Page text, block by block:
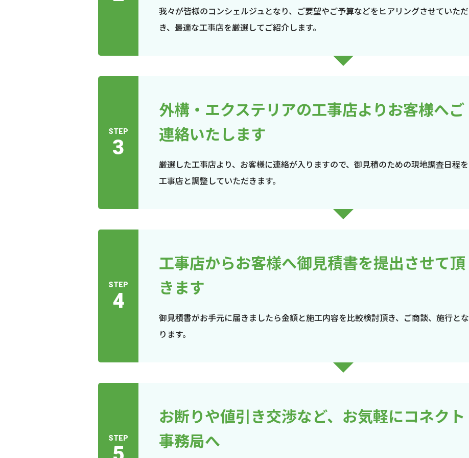
我々が皆様のコンシェルジュとなり、ご要望やご予算などをヒアリングさせていただ
き、最適な工事店を厳選してご紹介します。
STEP
3
外構・エクステリアの工事店よりお客様へご
連絡いたします
厳選した工事店より、お客様に連絡が入りますので、御見積のための現地調査日程を
工事店と調整していただきます。
STEP
4
工事店からお客様へ御見積書を提出させて頂
きます
御見積書がお手元に届きましたら金額と施工内容を比較検討頂き、ご商談、施行とな
ります。
STEP
お断りや値引き交渉など、お気軽にコネクト
事務局へ